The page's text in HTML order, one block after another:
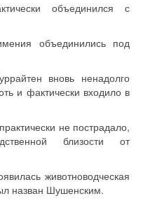
объединился с
объединились под
вновь ненадолго
и фактически входило в
практически не пострадало,
близости от
животноводческая
назван Шушенским.